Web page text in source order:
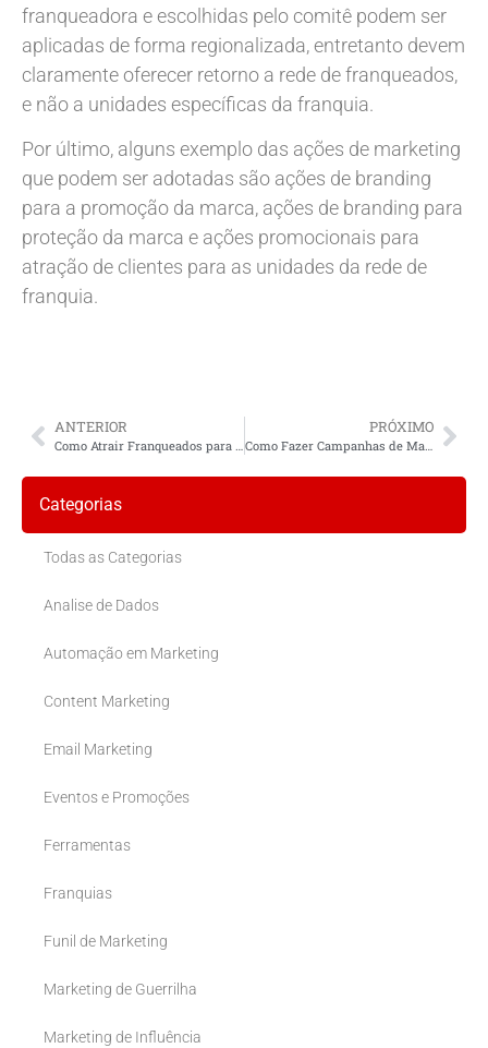
franqueadora e escolhidas pelo comitê podem ser
aplicadas de forma regionalizada, entretanto devem
claramente oferecer retorno a rede de franqueados,
e não a unidades específicas da franquia.
Por último, alguns exemplo das ações de marketing
que podem ser adotadas são ações de branding
para a promoção da marca, ações de branding para
proteção da marca e ações promocionais para
atração de clientes para as unidades da rede de
franquia.
ANTERIOR
Como Atrair Franqueados para a sua Rede de Franquias
PRÓXIMO
Como Fazer Campanhas de Marketing para Franquias
Categorias
Todas as Categorias
Analise de Dados
Automação em Marketing
Content Marketing
Email Marketing
Eventos e Promoções
Ferramentas
Franquias
Funil de Marketing
Marketing de Guerrilha
Marketing de Influência